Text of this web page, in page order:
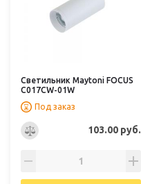
Светильник Maytoni FOCUS
C017CW-01W
Под заказ
103.00 руб.